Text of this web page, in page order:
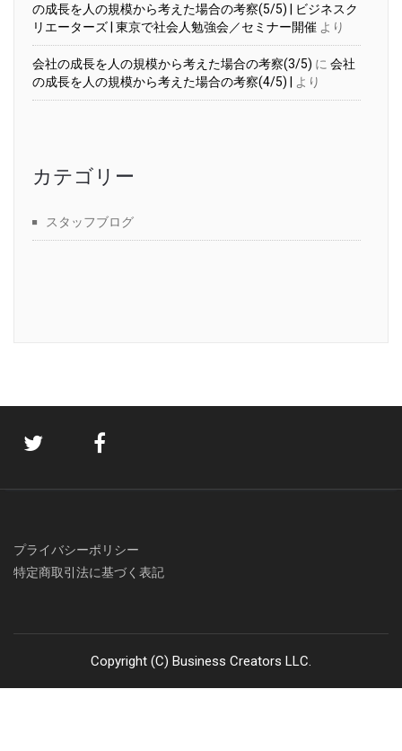
の成長を人の規模から考えた場合の考察(5/5) | ビジネスク
リエーターズ | 東京で社会人勉強会／セミナー開催 より
会社の成長を人の規模から考えた場合の考察(3/5) に 会社
の成長を人の規模から考えた場合の考察(4/5) |
より
カテゴリー
スタッフブログ
プライバシーポリシー
特定商取引法に基づく表記
Copyright (C) Business Creators LLC.